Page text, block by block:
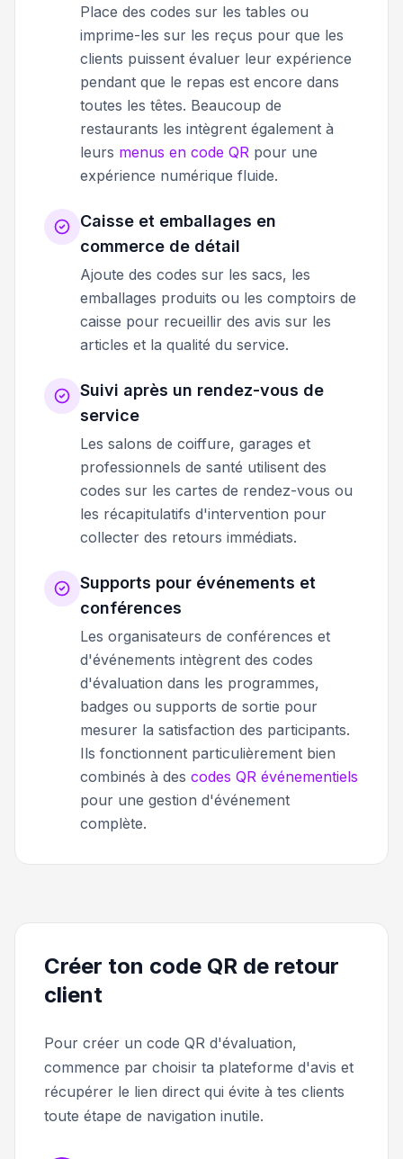
Place des codes sur les tables ou
imprime-les sur les reçus pour que les
clients puissent évaluer leur expérience
pendant que le repas est encore dans
toutes les têtes. Beaucoup de
restaurants les intègrent également à
leurs menus en code QR pour une
expérience numérique fluide.
Caisse et emballages en
commerce de détail
Ajoute des codes sur les sacs, les
emballages produits ou les comptoirs de
caisse pour recueillir des avis sur les
articles et la qualité du service.
Suivi après un rendez-vous de
service
Les salons de coiffure, garages et
professionnels de santé utilisent des
codes sur les cartes de rendez-vous ou
les récapitulatifs d'intervention pour
collecter des retours immédiats.
Supports pour événements et
conférences
Les organisateurs de conférences et
d'événements intègrent des codes
d'évaluation dans les programmes,
badges ou supports de sortie pour
mesurer la satisfaction des participants.
Ils fonctionnent particulièrement bien
combinés à des codes QR événementiels
pour une gestion d'événement
complète.
Créer ton code QR de retour
client
Pour créer un code QR d'évaluation,
commence par choisir ta plateforme d'avis et
récupérer le lien direct qui évite à tes clients
toute étape de navigation inutile.